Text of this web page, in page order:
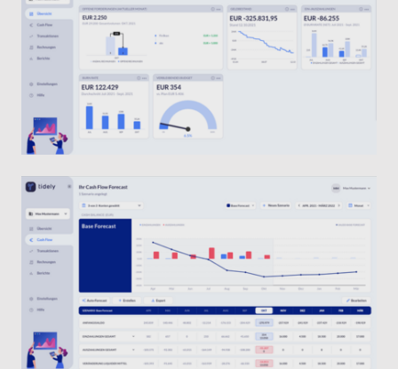
In Szenarien kannst du die Auswirkungen deiner
eigenen Entscheidungen (wie die Investition in neue
Maschinen) sowie externer Faktoren (z. B.
Zahlungsausfall eines Kunden) auf dein
Unternehmen simulieren und entsprechend
Professionelle Reportings und Exports
Exportiere deine Liquiditätsplanung und Szenarien
mit wenigen Klicks als Grundlage für internes und
externes Reporting. Die übersichtlich gestalteten
Dateien eignen sich für die professionelle
Kommunikation mit Investoren und Banken.